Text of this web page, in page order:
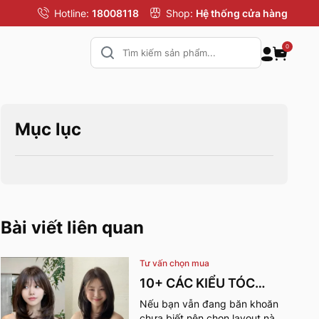
Hotline: 18008118 Shop: Hệ thống cửa hàng
0
Mục lục
Bài viết liên quan
Tư vấn chọn mua
10+ CÁC KIỂU TÓC
MÙA HÈ CHO NỮ CỰC
Nếu bạn vẫn đang băn khoăn